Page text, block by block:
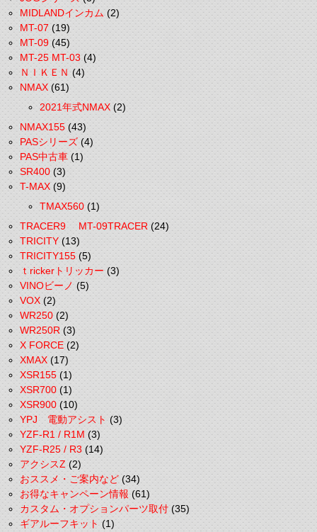
MIDLANDインカム(2)
MT-07(19)
MT-09(45)
MT-25 MT-03(4)
ＮＩＫＥＮ(4)
NMAX(61)
2021年式NMAX(2)
NMAX155(43)
PASシリーズ(4)
PAS中古車(1)
SR400(3)
T-MAX(9)
TMAX560(1)
TRACER9 MT-09TRACER(24)
TRICITY(13)
TRICITY155(5)
ｔrickerトリッカー(3)
VINOビーノ(5)
VOX(2)
WR250(2)
WR250R(3)
X FORCE(2)
XMAX(17)
XSR155(1)
XSR700(1)
XSR900(10)
YPJ 電動アシスト(3)
YZF-R1 / R1M(3)
YZF-R25 / R3(14)
アクシスZ(2)
おススメ・ご案内など(34)
お得なキャンペーン情報(61)
カスタム・オプションパーツ取付(35)
ギアルーフキット(1)